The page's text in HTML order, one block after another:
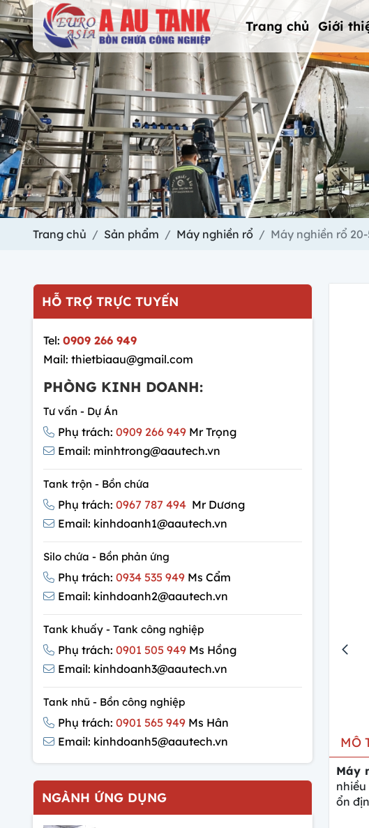
Trang chủ Giới
Trang chủ Sản phẩm Máy nghiền rổ Máy nghiền rổ
MÔ
Máy
ổn
HỖ TRỢ TRỰC TUYẾN
Tel:0909 266 949
Mail: thietbiaau@gmail.com
PHÒNG KINH DOANH:
Tư vấn - Dự Án
Phụ trách:0909 266 949 Mr Trọng
Email: minhtrong@aautech.vn
Tank trộn - Bồn chứa
Phụ trách:0967 787 494 Mr Dương
Email: kinhdoanh1@aautech.vn
Silo chứa - Bồn phản ứng
Phụ trách:0934 535 949 Ms Cẩm
Email: kinhdoanh2@aautech.vn
Tank khuấy - Tank công nghiệp
Phụ trách:0901 505 949 Ms Hồng
Email: kinhdoanh3@aautech.vn
Tank nhũ - Bồn công nghiệp
Phụ trách:0901 565 949 Ms Hân
Email: kinhdoanh5@aautech.vn
NGÀNH ỨNG DỤNG